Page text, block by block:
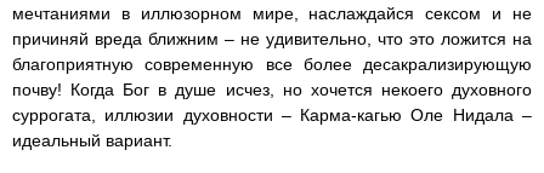
мечтаниями в иллюзорном мире, наслаждайся сексом и не
причиняй вреда ближним – не удивительно, что это ложится на
благоприятную современную все более десакрализирующую
почву! Когда Бог в душе исчез, но хочется некоего духовного
суррогата, иллюзии духовности – Карма-кагью Оле Нидала –
идеальный вариант.